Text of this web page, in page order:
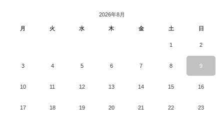
2026年8月
月 火 水 木 金 土 日
1 2
3 4 5 6 7 8 9
10 11 12 13 14 15 16
17 18 19 20 21 22 23